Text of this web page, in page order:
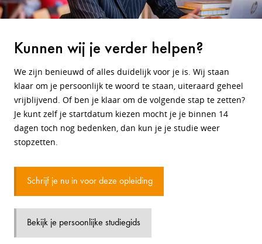
Kunnen wij je verder helpen?
We zijn benieuwd of alles duidelijk voor je is. Wij staan
klaar om je persoonlijk te woord te staan, uiteraard geheel
vrijblijvend. Of ben je klaar om de volgende stap te zetten?
Je kunt zelf je startdatum kiezen mocht je je binnen 14
dagen toch nog bedenken, dan kun je je studie weer
stopzetten.
Schrijf je nu in voor deze opleiding
Bekijk je persoonlijke studiegids